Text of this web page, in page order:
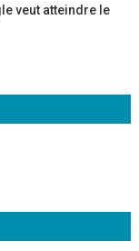
veut atteindre le